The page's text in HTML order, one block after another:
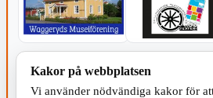
Kakor på webbplatsen
Vi använder nödvändiga kakor för